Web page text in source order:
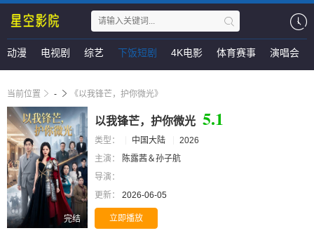
动漫 电视剧 综艺 下饭短剧 4K电影 体育赛事 演唱会
当前位置 - 《以我锋芒，护你微光》
完结
以我锋芒，护你微光 5.1
类型： 中国大陆
2026
主演：
陈露茜＆孙子航
导演：
更新：
2026-06-05
立即播放